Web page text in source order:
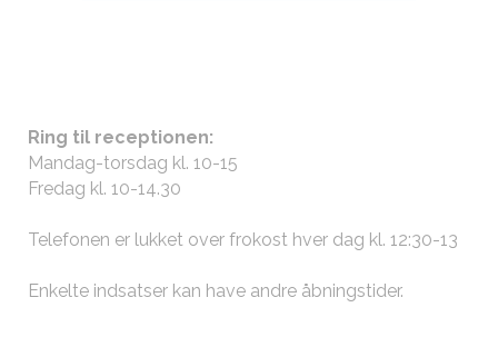
Ring til receptionen:
Mandag-torsdag kl. 10-15
Fredag kl. 10-14.30
Telefonen er lukket over frokost hver dag kl. 12:30-13
Enkelte indsatser kan have andre åbningstider.